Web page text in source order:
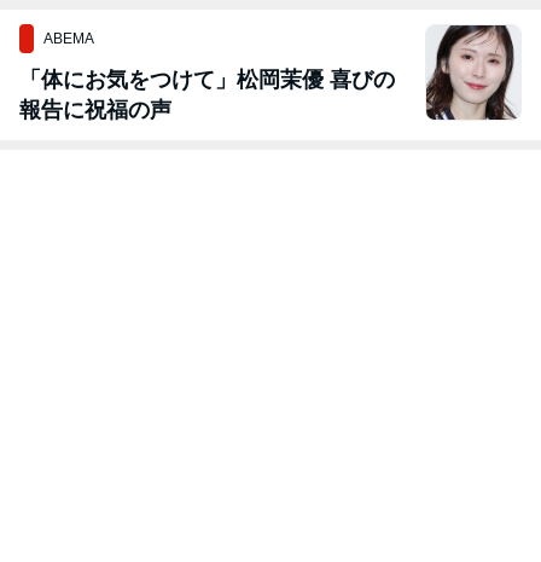
ABEMA
「体にお気をつけて」松岡茉優 喜びの
報告に祝福の声